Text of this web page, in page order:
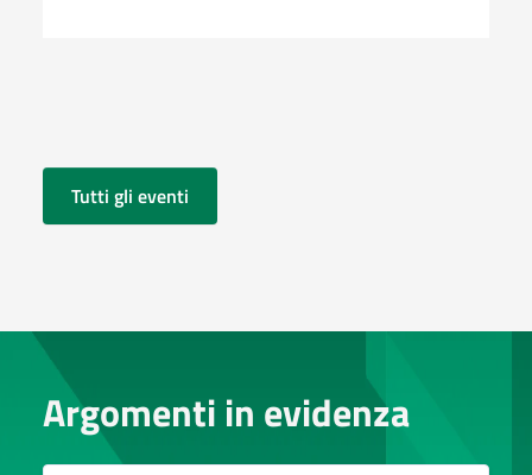
Tutti gli eventi
Argomenti in evidenza